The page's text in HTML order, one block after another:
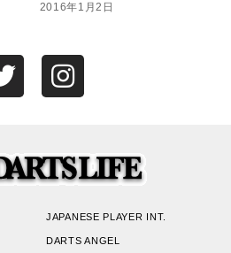
2016年1月2日
JAPANESE PLAYER INT.
DARTS ANGEL